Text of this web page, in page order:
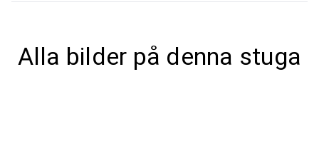
Alla bilder på denna stuga